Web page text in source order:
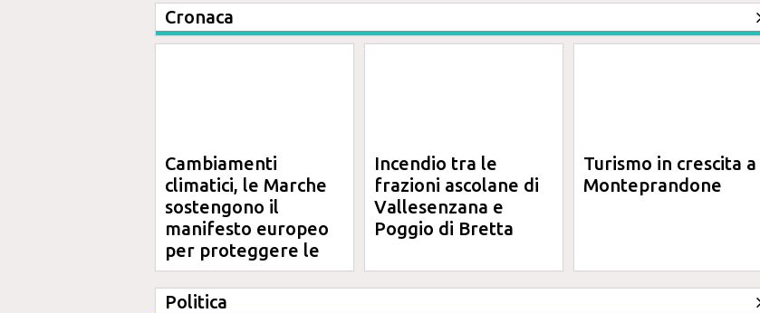
Cronaca
Cambiamenti
climatici, le Marche
sostengono il
manifesto europeo
per proteggere le
aree costiere
Incendio tra le
frazioni ascolane di
Vallesenzana e
Poggio di Bretta
Turismo in crescita a
Monteprandone
Politica